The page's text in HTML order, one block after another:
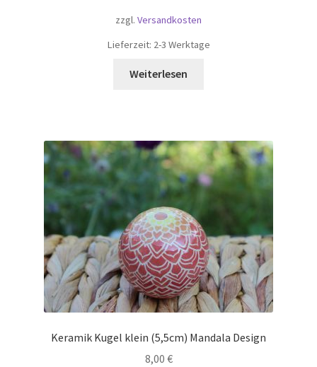
zzgl. Versandkosten
Lieferzeit: 2-3 Werktage
Weiterlesen
Keramik Kugel klein (5,5cm) Mandala Design
8,00 €